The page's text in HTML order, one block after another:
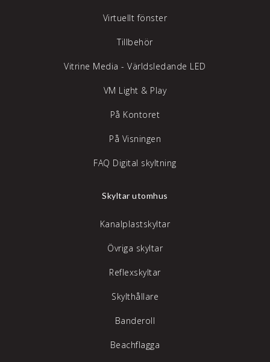
Virtuellt fönster
Tillbehör
Vitrine Media - Världsledande LED
VM Light & Play
På Kontoret
På Visningen
FAQ Digital skyltning
Skyltar utomhus
Kanalplastskyltar
Övriga skyltar
Reflexskyltar
Skylthållare
Banderoll
Beachflagga